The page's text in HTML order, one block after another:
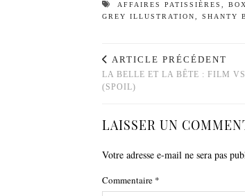
AFFAIRES PATISSIÈRES , BOX
GREY ILLUSTRATION, SHANTY
ARTICLE PRÉCÉDENT
LA BELLE ET LA BÊTE : FILM
(SPOIL)
LAISSER UN
Votre adresse e-mail ne sera pas
Commentaire *